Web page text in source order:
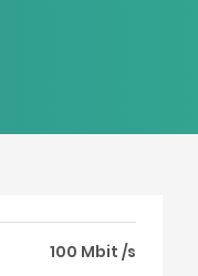
100 Mbit /s